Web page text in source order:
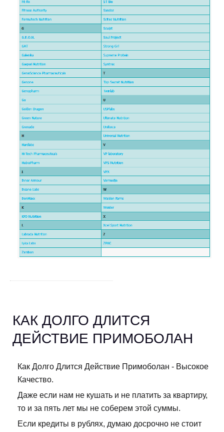
КАК ДОЛГО ДЛИТСЯ
ДЕЙСТВИЕ ПРИМОБОЛАН
Как Долго Длится Действие Примоболан - Высокое
Качество.
Даже если нам не кушать и не платить за квартиру,
то и за пять лет мы не соберем этой суммы.
Если кредиты в рублях, думаю досрочно не стоит